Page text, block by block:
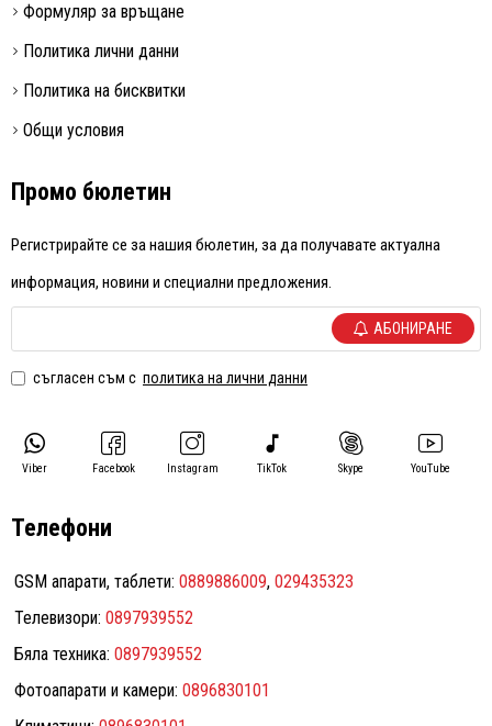
Формуляр за връщане
Политика лични данни
Политика на бисквитки
Общи условия
Промо бюлетин
Регистрирайте се за нашия бюлетин, за да получавате актуална
информация, новини и специални предложения.
АБОНИРАНЕ
съгласен съм с политика на лични данни
Viber Facebook Instagram TikTok Skype YouTube
Телефони
GSM апарати, таблети: 0889886009, 029435323
Телевизори: 0897939552
Бяла техника: 0897939552
Фотоапарати и камери: 0896830101